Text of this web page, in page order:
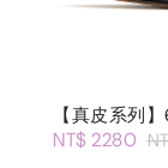
【真皮系列
NT$ 2280